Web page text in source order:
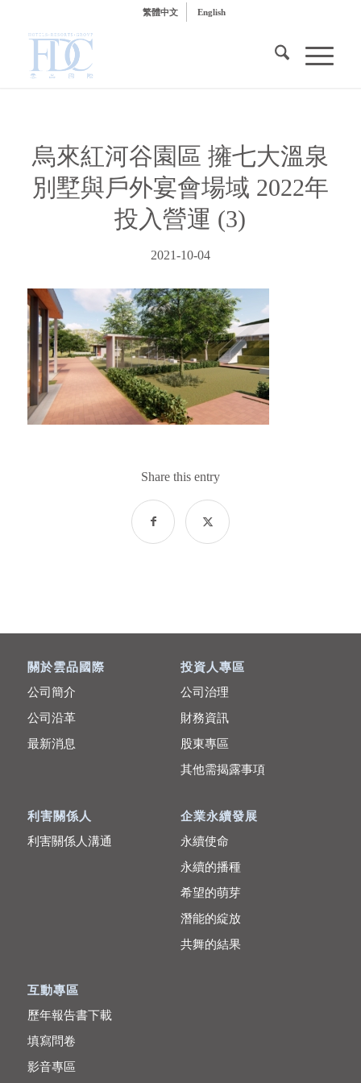
繁體中文 English
烏來紅河谷園區 擁七大溫泉
別墅與戶外宴會場域 2022年
投入營運 (3)
2021-10-04
Share this entry
關於雲品國際
公司簡介
公司沿革
最新消息
投資人專區
公司治理
財務資訊
股東專區
其他需揭露事項
利害關係人
利害關係人溝通
企業永續發展
永續使命
永續的播種
希望的萌芽
潛能的綻放
共舞的結果
互動專區
歷年報告書下載
填寫問卷
影音專區